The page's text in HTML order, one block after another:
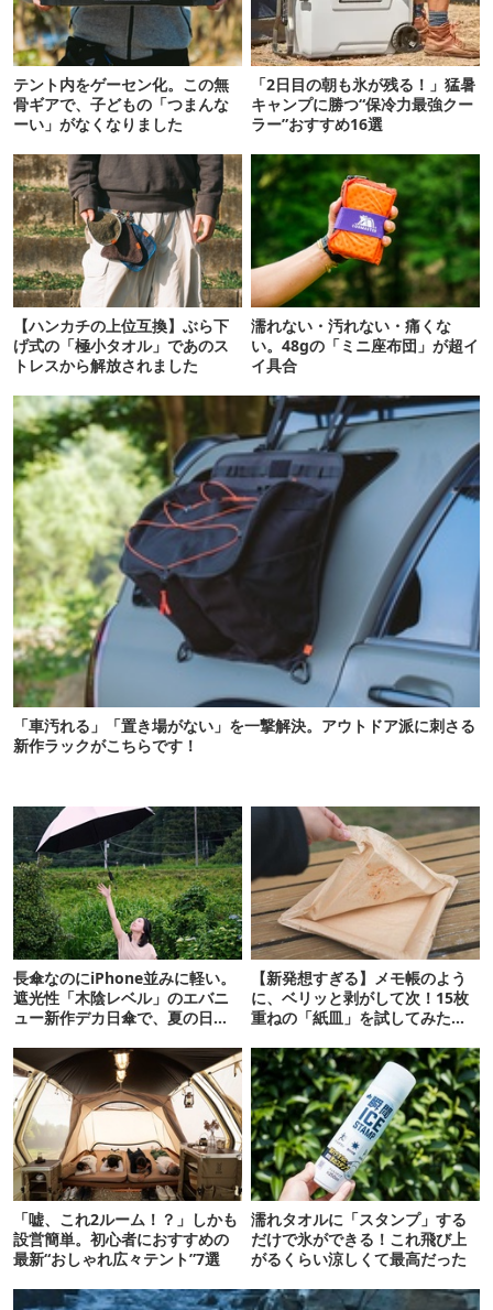
テント内をゲーセン化。この無
骨ギアで、子どもの「つまんな
ーい」がなくなりました
「2日目の朝も氷が残る！」猛暑
キャンプに勝つ“保冷力最強クー
ラー”おすすめ16選
【ハンカチの上位互換】ぶら下
げ式の「極小タオル」であのス
トレスから解放されました
濡れない・汚れない・痛くな
い。48gの「ミニ座布団」が超イ
イ具合
「車汚れる」「置き場がない」を一撃解決。アウトドア派に刺さる
新作ラックがこちらです！
長傘なのにiPhone並みに軽い。
遮光性「木陰レベル」のエバニ
ュー新作デカ日傘で、夏の日焼
【新発想すぎる】メモ帳のよう
に、ベリッと剥がして次！15枚
重ねの「紙皿」を試してみた
「嘘、これ2ルーム！？」しかも
設営簡単。初心者におすすめの
最新“おしゃれ広々テント”7選
濡れタオルに「スタンプ」する
だけで氷ができる！これ飛び上
がるくらい涼しくて最高だった